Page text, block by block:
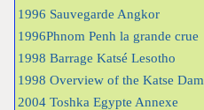
1996 Sauvegarde Angkor
1996Phnom Penh la grande crue
1998 Barrage Katsé Lesotho
1998 Overview of the Katse Dam
2004 Toshka Egypte Annexe